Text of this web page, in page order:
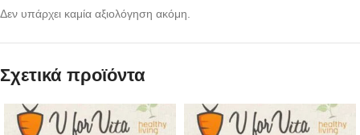
Δεν υπάρχει καμία αξιολόγηση ακόμη.
Σχετικά προϊόντα